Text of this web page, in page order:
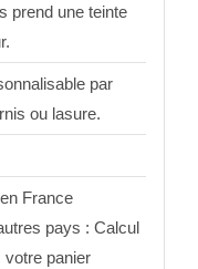
prend une teinte
par
ou lasure.
France
pays : Calcul
votre panier